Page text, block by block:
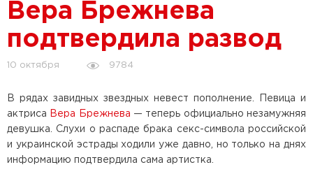
Вера Брежнева
подтвердила развод
10 октября 9784
В рядах завидных звездных невест пополнение. Певица и
актриса
Вера Брежнева — теперь официально незамужняя
девушка. Слухи о распаде брака секс-символа российской
и украинской эстрады ходили уже давно, но только на днях
информацию подтвердила сама артистка.